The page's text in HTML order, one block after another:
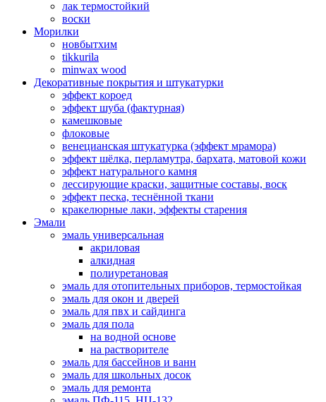
лак термостойкий
воски
Морилки
новбытхим
tikkurila
minwax wood
Декоративные покрытия и штукатурки
эффект короед
эффект шуба (фактурная)
камешковые
флоковые
венецианская штукатурка (эффект мрамора)
эффект шёлка, перламутра, бархата, матовой кожи
эффект натурального камня
лессирующие краски, защитные составы, воск
эффект песка, теснённой ткани
кракелюрные лаки, эффекты старения
Эмали
эмаль универсальная
акриловая
алкидная
полиуретановая
эмаль для отопительных приборов, термостойкая
эмаль для окон и дверей
эмаль для пвх и сайдинга
эмаль для пола
на водной основе
на растворителе
эмаль для бассейнов и ванн
эмаль для школьных досок
эмаль для ремонта